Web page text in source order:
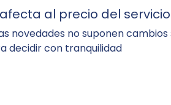
al precio del
novedades no suponen
decidir con tranquilidad